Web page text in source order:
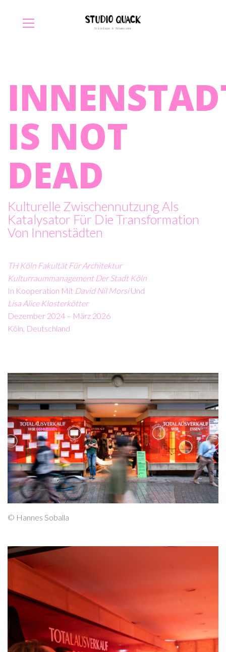
IS NOT
DEAD
Kulturelle Zwischennutzung Als
Katalysator Für Die Transformation
Von Innenstädten
TH Köln Fakultät Für Architektur
Kulturraummanagement Der Stadt Köln
In Kooperation Mit David Nil MorsiUnd
Lisa Alice Klosterkötter
Dezember 2024 – März 2026
Köln, Deutschland
© Hannes Soballa